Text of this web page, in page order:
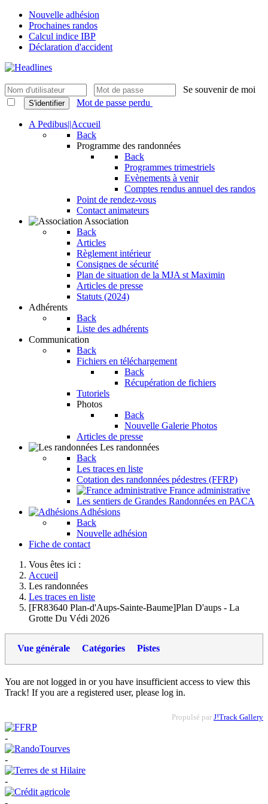
Nouvelle adhésion
Prochaines randos
Calcul indice IBP
Déclaration d'accident
Se souvenir de moi
S'identifier Mot de passe perdu
A Pedibus||Accueil
Back
Programme des randonnées
Back
Programmes trimestriels
Evènements à venir
Comptes rendus annuel des randos
Point de rendez-vous
Contact animateurs
Association
Back
Articles
Règlement intérieur
Consignes de sécurité
Plan de situation de la MJA st Maximin
Articles de presse
Statuts (2024)
Adhérents
Back
Liste des adhérents
Communication
Back
Fichiers en téléchargement
Back
Récupération de fichiers
Tutoriels
Photos
Back
Nouvelle Galerie Photos
Articles de presse
Les randonnées
Back
Les traces en liste
Cotation des randonnées pédestres (FFRP)
France administrative
Les sentiers de Grandes Randonnées en PACA
Adhésions
Back
Nouvelle adhésion
Fiche de contact
Vous êtes ici :
Accueil
Les randonnées
Les traces en liste
[FR83640 Plan-d'Aups-Sainte-Baume]Plan D'aups - La
Grotte Du Védi 2026
Vue générale Catégories Pistes
You are not logged in or you have insufficient access to view this
Track! If you are a registered user, please log in.
Propulsé par J!Track Gallery
-
-
-